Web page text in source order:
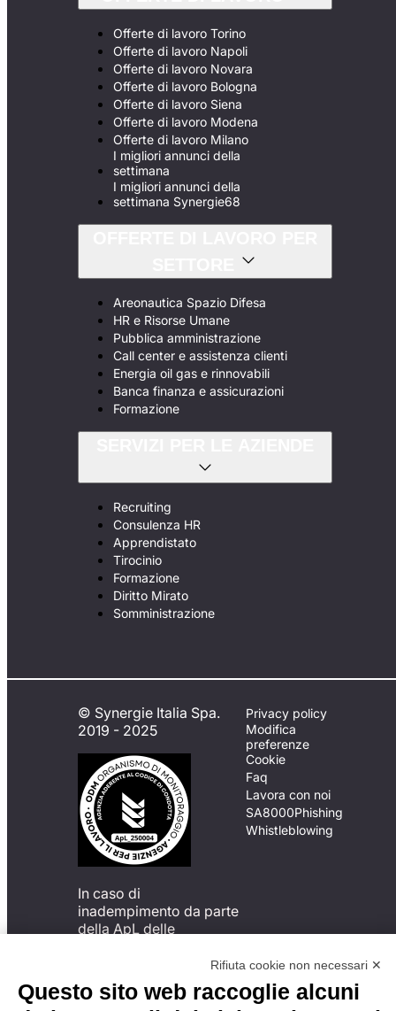
Offerte di lavoro Torino
Offerte di lavoro Napoli
Offerte di lavoro Novara
Offerte di lavoro Bologna
Offerte di lavoro Siena
Offerte di lavoro Modena
Offerte di lavoro Milano
I migliori annunci della
settimana
I migliori annunci della
settimana Synergie68
Areonautica Spazio Difesa
HR e Risorse Umane
Pubblica amministrazione
Call center e assistenza clienti
Energia oil gas e rinnovabili
Banca finanza e assicurazioni
Formazione
Recruiting
Consulenza HR
Apprendistato
Tirocinio
Formazione
Diritto Mirato
Somministrazione
© Synergie Italia Spa.
2019 - 2025
In caso di
inadempimento da parte
della ApL delle
del Codice di Condotta, è
possibile presentare un
reclamo
Privacy policy
Modifica
preferenze
Cookie
Faq
Lavora con noi
SA8000Phishing
Whistleblowing
Rifiuta cookie non necessari ✕
Questo sito web raccoglie alcuni